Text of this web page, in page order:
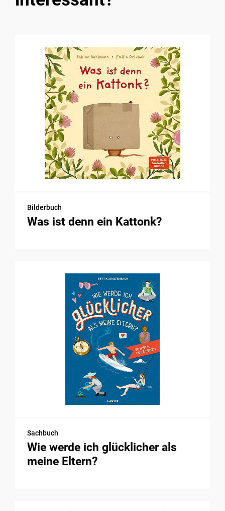
Bilderbuch
Was ist denn ein Kattonk?
Sachbuch
Wie werde ich glücklicher als
meine Eltern?